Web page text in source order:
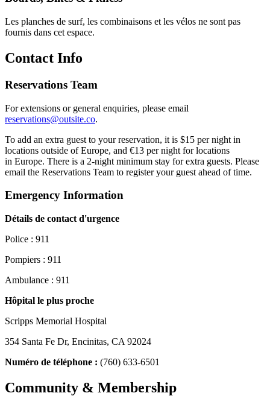
Les planches de surf, les combinaisons et les vélos ne sont pas
fournis dans cet espace.
Contact Info
Reservations Team
For extensions or general enquiries, please email
reservations@outsite.co.
To add an extra guest to your reservation, it is $15 per night in
locations outside of Europe, and €13 per night for locations
in Europe. There is a 2-night minimum stay for extra guests. Please
email the Reservations Team to register your guest ahead of time.
Emergency Information
Détails de contact d'urgence
Police : 911
Pompiers : 911
Ambulance : 911
Hôpital le plus proche
Scripps Memorial Hospital
354 Santa Fe Dr, Encinitas, CA 92024
Numéro de téléphone : (760) 633-6501
Community & Membership